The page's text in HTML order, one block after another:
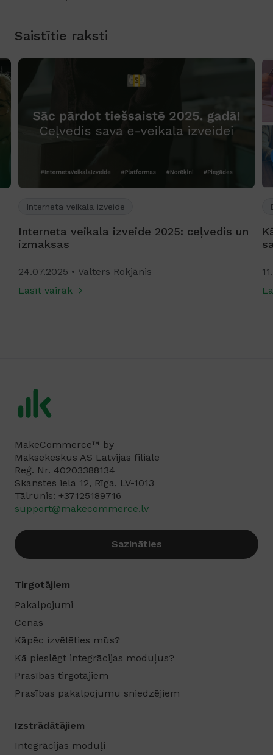
Saistītie raksti
Interneta veikala izveide
Interneta veikala izveide 2025: ceļvedis un
izmaksas
24.07.2025
Valters Rokjānis
Lasīt vairāk
MakeCommerce™ by
Maksekeskus AS Latvijas filiāle
Reģ. Nr. 40203388134
Skanstes iela 12, Rīga, LV-1013
Tālrunis: +37125189716‬
support@makecommerce.lv
Sazināties
Tirgotājiem
Pakalpojumi
Cenas
Kāpēc izvēlēties mūs?
Kā pieslēgt integrācijas moduļus?
Prasības tirgotājiem
Prasības pakalpojumu sniedzējiem
Izstrādātājiem
Integrācijas moduļi